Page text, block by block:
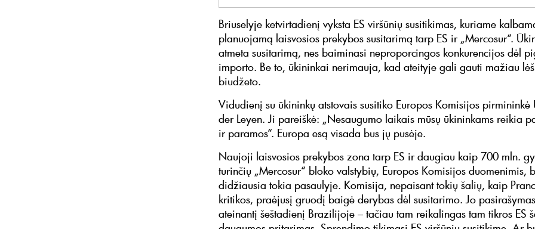
Briuselyje ketvirtadienį vyksta ES viršūnių susitikimas, kuriame
planuojamą laisvosios prekybos susitarimą tarp ES ir „Mercosur“.
atmeta susitarimą, nes baiminasi neproporcingos konkurencijos dėl
importo. Be to, ūkininkai nerimauja, kad ateityje gali gauti mažiau
biudžeto.
Vidudienį su ūkininkų atstovais susitiko Europos Komisijos pirmininkė
der Leyen. Ji pareiškė: „Nesaugumo laikais mūsų ūkininkams reikia
ir paramos“. Europa esą visada bus jų pusėje.
Naujoji laisvosios prekybos zona tarp ES ir daugiau kaip 700 mln.
turinčių „Mercosur“ bloko valstybių, Europos Komisijos duomenimis,
didžiausia tokia pasaulyje. Komisija, nepaisant tokių šalių, kaip
kritikos, praėjusį gruodį baigė derybas dėl susitarimo. Jo
ateinantį šeštadienį Brazilijoje – tačiau tam reikalingas tam tikros ES